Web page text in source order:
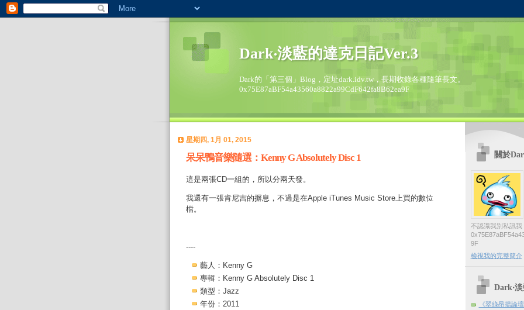
Dark‧淡藍的達克日記Ver.3
Dark的「第三個」Blog，定址dark.idv.tw，長期收錄各種隨筆長文。
0x75E87aBF54a43560a8822a99CdF642fa8B62ea9F
星期四, 1月 01, 2015
呆呆鴨音樂隨選：Kenny G Absolutely Disc 1
這是兩張CD一組的，所以分兩天發。
我還有一張肯尼吉的摒息，不過是在Apple iTunes Music Store上買的數位
檔。
----
藝人：Kenny G
專輯：Kenny G Absolutely Disc 1
類型：Jazz
年份：2011
關於
不認識我別私訊我
9F
檢視我的完整簡介
Dark‧
《翠綠昂揚論